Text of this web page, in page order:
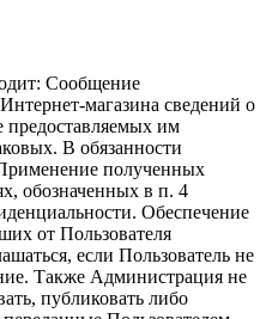
Сообщение
магазина сведений о
предоставляемых им
В обязанности
полученных
обозначенных в п. 4
Обеспечение
от Пользователя
если Пользователь не
Также Администрация не
публиковать либо